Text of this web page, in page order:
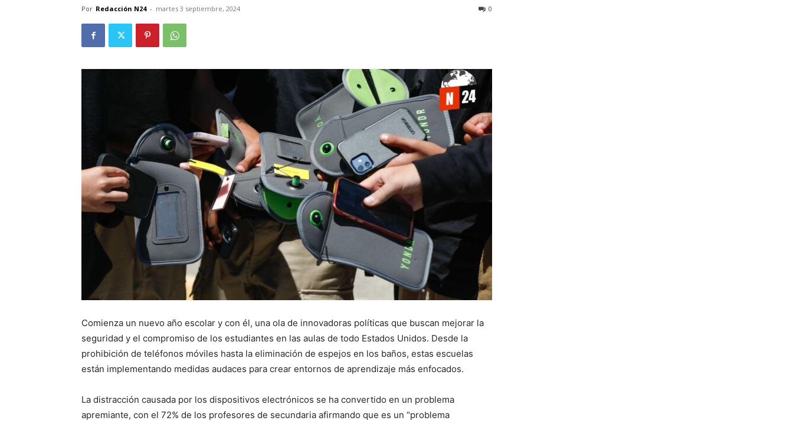
Por Redacción N24 - martes 3 septiembre, 2024 0
Comienza un nuevo año escolar y con él, una ola de innovadoras políticas que buscan mejorar la
seguridad y el compromiso de los estudiantes en las aulas de todo Estados Unidos. Desde la
prohibición de teléfonos móviles hasta la eliminación de espejos en los baños, estas escuelas
están implementando medidas audaces para crear entornos de aprendizaje más enfocados.
La distracción causada por los dispositivos electrónicos se ha convertido en un problema
apremiante, con el 72% de los profesores de secundaria afirmando que es un “problema